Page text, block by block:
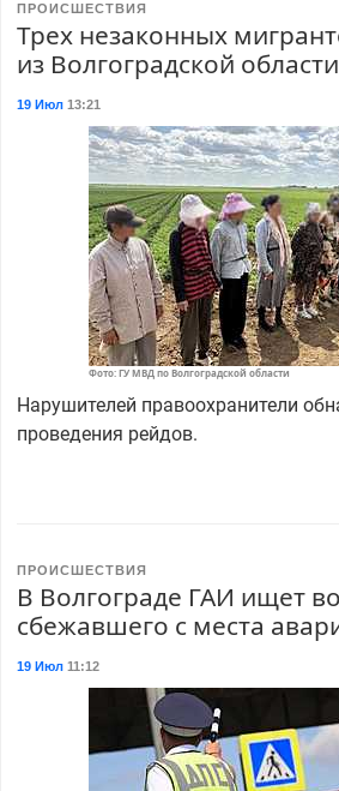
ПРОИСШЕСТВИЯ
Трех незаконных
из Волгоградской
19 Июл13:21
Фото: ГУ МВД по Волгоградской области
Нарушителей правоохранители
проведения рейдов.
ПРОИСШЕСТВИЯ
В Волгограде ГАИ ищет
сбежавшего с места
19 Июл11:12